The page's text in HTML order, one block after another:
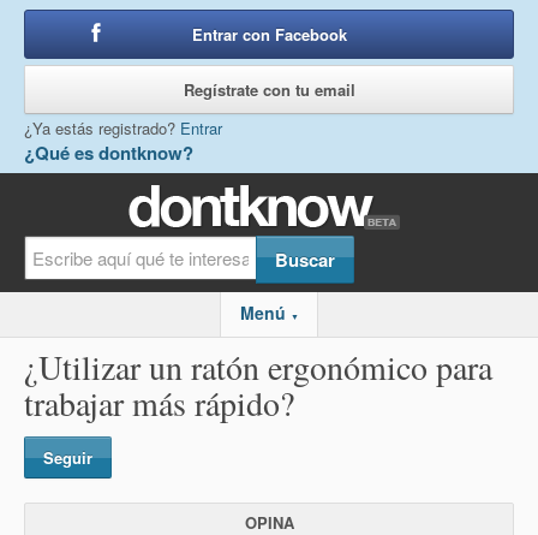
¿Qué es dontknow?
Entrar con Facebook
Regístrate con tu email
¿Ya estás registrado? Entrar
Menú ▼
¿Utilizar un ratón ergonómico para
trabajar más rápido?
Seguir
OPINA